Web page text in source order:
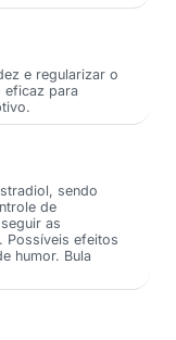
e regularizar o
eficaz para
sendo
de
as
Possíveis efeitos
humor. Bula